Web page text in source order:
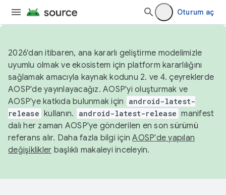
Oturum aç
2026'dan itibaren, ana kararlı geliştirme modelimizle
uyumlu olmak ve ekosistem için platform kararlılığını
sağlamak amacıyla kaynak kodunu 2. ve 4. çeyreklerde
AOSP'de yayınlayacağız. AOSP'yi oluşturmak ve
AOSP'ye katkıda bulunmak için
android-latest-
release kullanın. android-latest-release manifest
dalı her zaman AOSP'ye gönderilen en son sürümü
referans alır. Daha fazla bilgi içinAOSP'de yapılan
değişiklikler başlıklı makaleyi inceleyin.